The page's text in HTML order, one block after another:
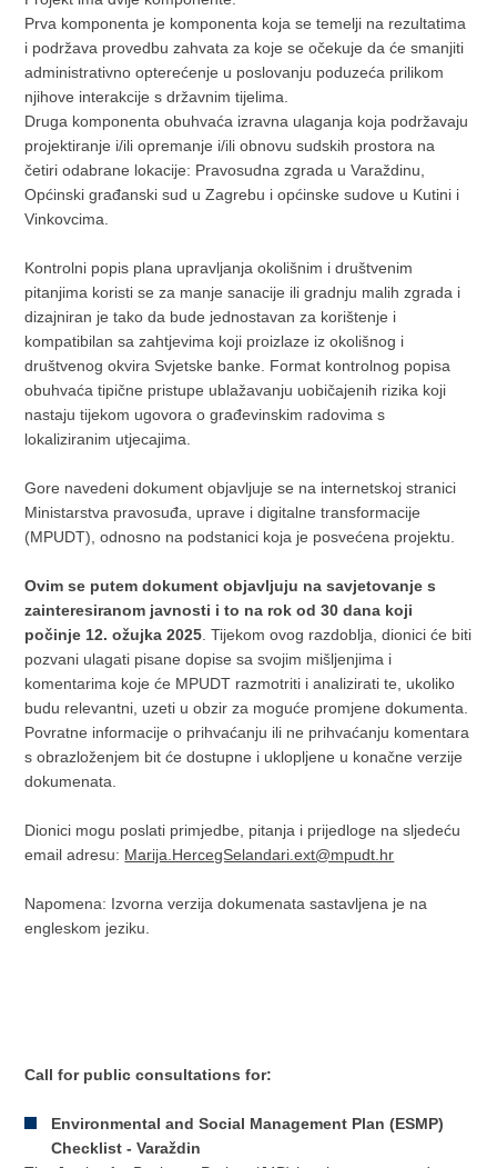
Prva komponenta je komponenta koja se temelji na rezultatima
i podržava provedbu zahvata za koje se očekuje da će smanjiti
administrativno opterećenje u poslovanju poduzeća prilikom
njihove interakcije s državnim tijelima.
Druga komponenta obuhvaća izravna ulaganja koja podržavaju
projektiranje i/ili opremanje i/ili obnovu sudskih prostora na
četiri odabrane lokacije: Pravosudna zgrada u Varaždinu,
Općinski građanski sud u Zagrebu i općinske sudove u Kutini i
Vinkovcima.
Kontrolni popis plana upravljanja okolišnim i društvenim
pitanjima koristi se za manje sanacije ili gradnju malih zgrada i
dizajniran je tako da bude jednostavan za korištenje i
kompatibilan sa zahtjevima koji proizlaze iz okolišnog i
društvenog okvira Svjetske banke. Format kontrolnog popisa
obuhvaća tipične pristupe ublažavanju uobičajenih rizika koji
nastaju tijekom ugovora o građevinskim radovima s
lokaliziranim utjecajima.
Gore navedeni dokument objavljuje se na internetskoj stranici
Ministarstva pravosuđa, uprave i digitalne transformacije
(MPUDT), odnosno na podstanici koja je posvećena projektu.
Ovim se putem dokument objavljuju na savjetovanje s
zainteresiranom javnosti i to na rok od 30 dana koji
počinje 12. ožujka 2025 . Tijekom ovog razdoblja, dionici će biti
pozvani ulagati pisane dopise sa svojim mišljenjima i
komentarima koje će MPUDT razmotriti i analizirati te, ukoliko
budu relevantni, uzeti u obzir za moguće promjene dokumenta.
Povratne informacije o prihvaćanju ili ne prihvaćanju komentara
s obrazloženjem bit će dostupne i uklopljene u konačne verzije
dokumenata.
Dionici mogu poslati primjedbe, pitanja i prijedloge na sljedeću
email adresu: Marija.HercegSelandari.ext@mpudt.hr
Napomena: Izvorna verzija dokumenata sastavljena je na
engleskom jeziku.
Call for public consultations for:
Environmental and Social Management Plan (ESMP)
Checklist - Varaždin